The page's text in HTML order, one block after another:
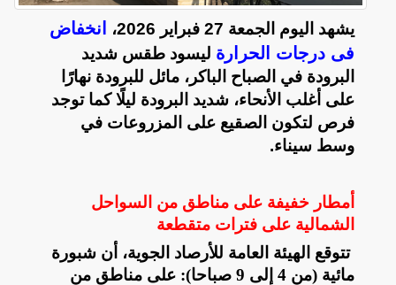
يشهد اليوم الجمعة 27 فبراير 2026،
انخفاض
فى درجات الحرارة ليسود طقس شديد
البرودة في الصباح الباكر، مائل للبرودة نهارًا
على أغلب الأنحاء، شديد البرودة ليلًا كما توجد
فرص لتكون الصقيع على المزروعات في
وسط سيناء.
أمطار خفيفة على مناطق من السواحل
الشمالية على فترات متقطعة
​ تتوقع الهيئة العامة للأرصاد الجوية، أن شبورة
مائية (من 4 إلى 9 صباحا): على مناطق من